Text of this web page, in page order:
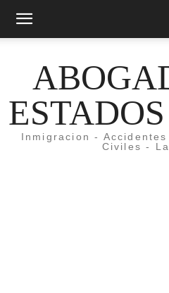
Inmigracion -
Civiles -